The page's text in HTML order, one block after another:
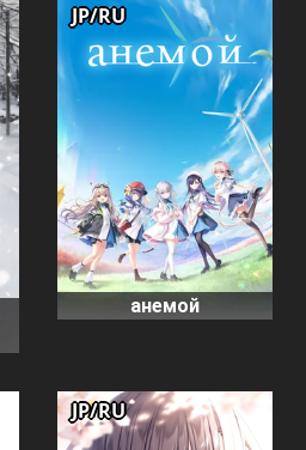
анемой
JP/RU
JP/RU